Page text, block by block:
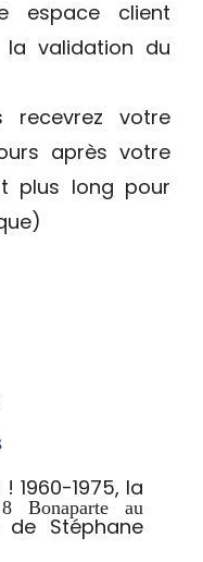
espace client
la validation du
recevrez votre
après votre
plus long pour
1960-1975, la
8 Bonaparte au
de Stéphane